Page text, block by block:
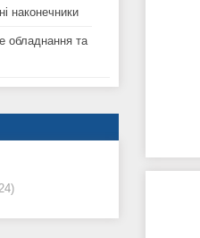
наконечники
обладнання та